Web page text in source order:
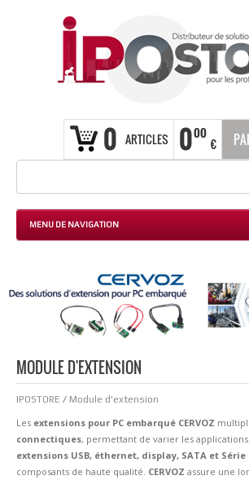
0 ARTICLES 000
€
MENU DE NAVIGATION
MODULE D'EXTENSION
IPOSTORE / Module d'extension
Les extensions pour PC embarqué CERVOZ
connectiques, permettant de varier les applications
extensions USB, éthernet, display, SATA et Série
composants de haute qualité. CERVOZ assure une